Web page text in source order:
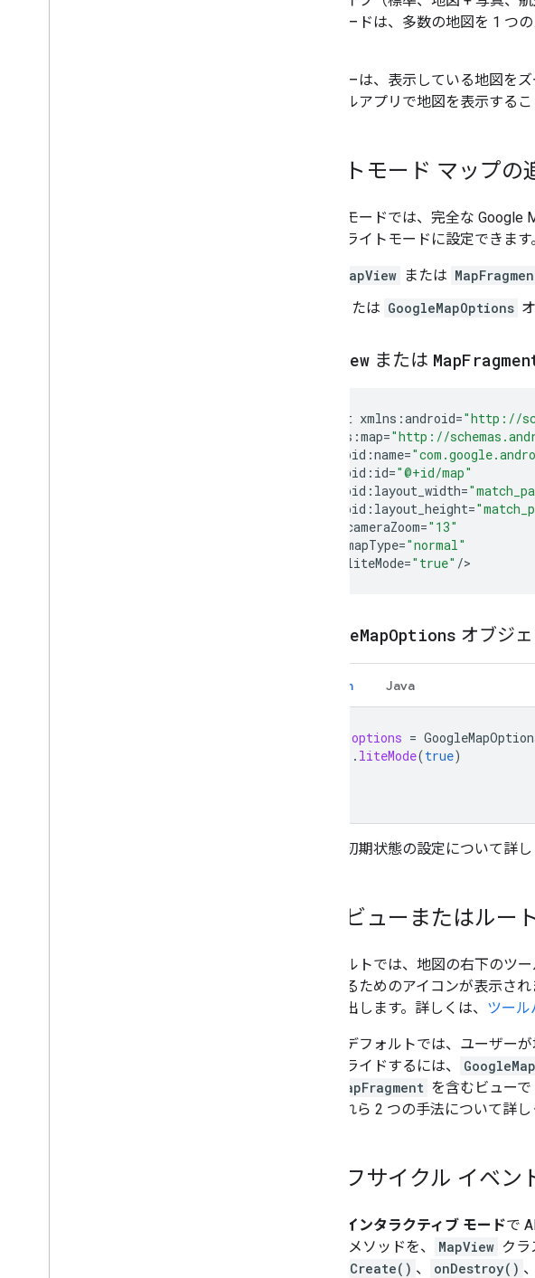
イトモードは、多数の地図を 1 つ
ユーザーは、表示している地図を
モバイルアプリで地図を表示する
ライトモード マップの
ライトモードでは、完全な Google
方法でライトモードに設定できます
MapView または
または GoogleMapOptions
View または Map
fragment xmlns :android="http://
xmlns :map="http://
android :name=
android : id="@+id/map"
android : layout_width=
android : layout_height=
cameraZoom="13"
mapType="normal"
liteMode="true" /
GoogleMapOptions オブジ
Kotlin Java
options =
. liteMode(true)
地図の初期状態の設定について詳し
地図ビューまたはルー
デフォルトでは、地図の右下のツ
たりするためのアイコンが表示さ
を呼び出します。詳しくは、 ツール
また、デフォルトでは、ユーザー
ーバーライドするには、
MapFragment を含むビューで
す。これら 2 つの手法について詳し
ライフサイクル イベン
完全なインタラクティブ モードで
イクル メソッドを、
MapView ク
onCreate() 、 onDestroy() 、